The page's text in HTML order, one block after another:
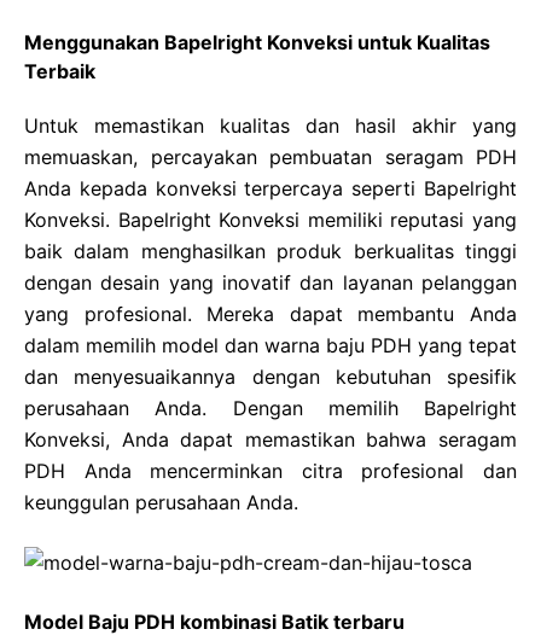
Menggunakan Bapelright Konveksi untuk Kualitas
Terbaik
Untuk memastikan kualitas dan hasil akhir yang
memuaskan, percayakan pembuatan seragam PDH
Anda kepada konveksi terpercaya seperti Bapelright
Konveksi. Bapelright Konveksi memiliki reputasi yang
baik dalam menghasilkan produk berkualitas tinggi
dengan desain yang inovatif dan layanan pelanggan
yang profesional. Mereka dapat membantu Anda
dalam memilih model dan warna baju PDH yang tepat
dan menyesuaikannya dengan kebutuhan spesifik
perusahaan Anda. Dengan memilih Bapelright
Konveksi, Anda dapat memastikan bahwa seragam
PDH Anda mencerminkan citra profesional dan
keunggulan perusahaan Anda.
Model Baju PDH kombinasi Batik terbaru